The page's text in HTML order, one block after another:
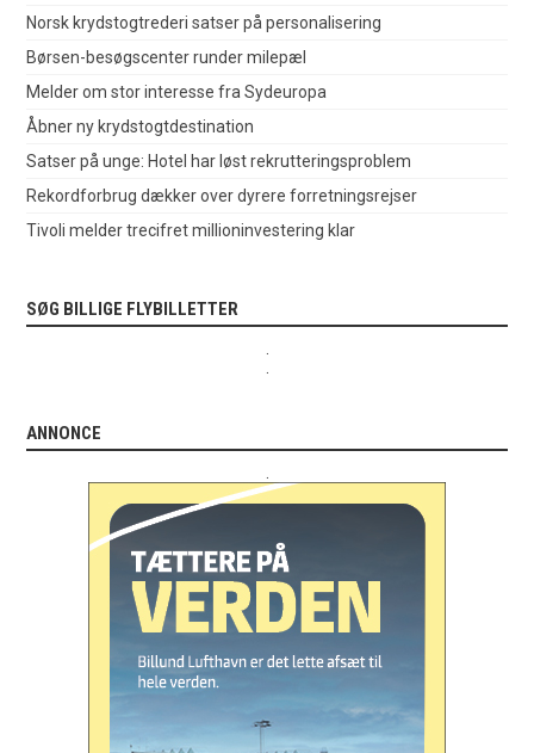
Norsk krydstogtrederi satser på personalisering
Børsen-besøgscenter runder milepæl
Melder om stor interesse fra Sydeuropa
Åbner ny krydstogtdestination
Satser på unge: Hotel har løst rekrutteringsproblem
Rekordforbrug dækker over dyrere forretningsrejser
Tivoli melder trecifret millioninvestering klar
SØG BILLIGE FLYBILLETTER
ANNONCE